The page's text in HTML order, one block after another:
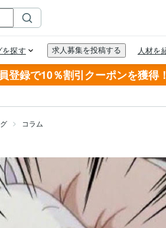
登録で10％割引クーポンを獲得！
コラム